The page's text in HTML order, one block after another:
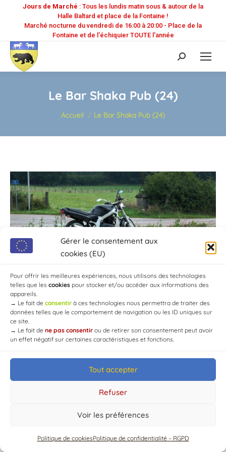
Gérer le consentement aux
cookies (EU)
Pour offrir les meilleures expériences, nous utilisons des technologies
telles que les cookies pour stocker et/ou accéder aux informations des
appareils.
→ Le fait de consentir à ces technologies nous permettra de traiter des
données telles que le comportement de navigation ou les ID uniques sur
ce site.
→ Le fait de ne pas consentir ou de retirer son consentement peut avoir
un effet négatif sur certaines caractéristiques et fonctions.
Tout accepter
Refuser
Voir les préférences
Politique de cookiesPolitique de confidentialité – RGPD
Jours de Marché : Tous les lundis matin sous & autour de la
Halle Baltard et place de la Fontaine !
Marché nocturne du vendredi de 16:00 à 20:00 - Place de la
Fontaine et de l'échiquier TOUTE l'année
Recherche
:
Le Bar Shaka Pub (24)
Vous êtes ici :
Accueil Le Bar Shaka Pub (24)
© Mairie de Chaource [2004-2024] | Tous droits réservés.